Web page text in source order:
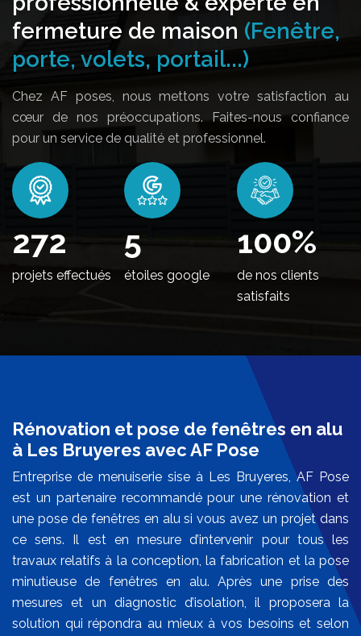
fermeture de maison (Fenêtre,
porte, volets, portail...)
Chez AF poses, nous mettons votre satisfaction au
cœur de nos préoccupations. Faites-nous confiance
pour un service de qualité et professionnel.
330
projets effectués
5
étoiles google
100%
de nos clients
satisfaits
Rénovation et pose de fenêtres en alu
à Les Bruyeres avec AF Pose
Entreprise de menuiserie sise à Les Bruyeres, AF Pose
est un partenaire recommandé pour une rénovation et
une pose de fenêtres en alu si vous avez un projet dans
ce sens. Il est en mesure d’intervenir pour tous les
travaux relatifs à la conception, la fabrication et la pose
minutieuse de fenêtres en alu. Après une prise des
mesures et un diagnostic d’isolation, il proposera la
solution qui répondra au mieux à vos besoins et selon